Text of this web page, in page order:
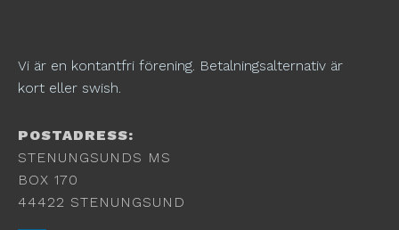
Vi är en kontantfri förening. Betalningsalternativ är
kort eller swish.
POSTADRESS:
STENUNGSUNDS MS
BOX 170
44422 STENUNGSUND